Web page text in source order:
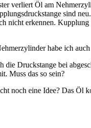
verliert Öl am
sind
nicht erkennen.
habe ich auch
die Druckstange bei
Muss das so sein?
noch eine Idee? Das Öl